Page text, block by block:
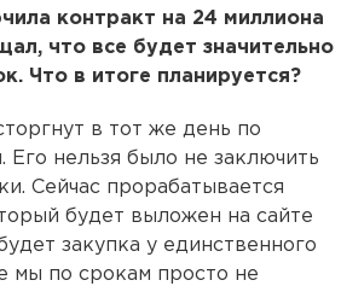
контракт на 24 миллиона
что все будет значительно
Что в итоге планируется?
в тот же день по
Его нельзя было не заключить
Сейчас прорабатывается
будет выложен на сайте
закупка у единственного
мы по срокам просто не